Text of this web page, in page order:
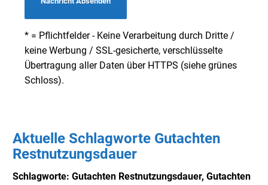
* = Pflichtfelder - Keine Verarbeitung durch Dritte /
keine Werbung / SSL-gesicherte, verschlüsselte
Übertragung aller Daten über HTTPS (siehe grünes
Schloss).
Aktuelle Schlagworte Gutachten
Restnutzungsdauer
Schlagworte: Gutachten Restnutzungsdauer, Gutachten